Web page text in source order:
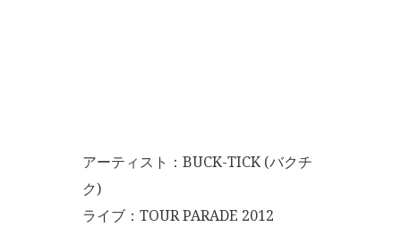
アーティスト：BUCK-TICK (バクチ
ク)
ライブ：TOUR PARADE 2012